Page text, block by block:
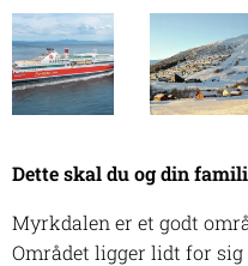
Dette skal du og din
Myrkdalen er et godt
Området ligger lidt for sig